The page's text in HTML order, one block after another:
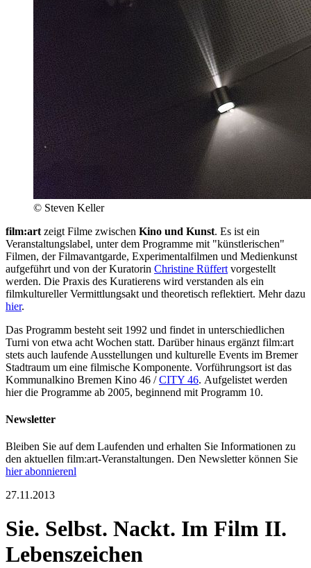
© Steven Keller
film:art zeigt Filme zwischen Kino und Kunst. Es ist ein
Veranstaltungslabel, unter dem Programme mit "künstlerischen"
Filmen, der Filmavantgarde, Experimentalfilmen und Medienkunst
aufgeführt und von der Kuratorin Christine Rüffert vorgestellt
werden. Die Praxis des Kuratierens wird verstanden als ein
filmkultureller Vermittlungsakt und theoretisch reflektiert. Mehr dazu
hier.
Das Programm besteht seit 1992 und findet in unterschiedlichen
Turni von etwa acht Wochen statt. Darüber hinaus ergänzt film:art
stets auch laufende Ausstellungen und kulturelle Events im Bremer
Stadtraum um eine filmische Komponente. Vorführungsort ist das
Kommunalkino Bremen Kino 46 /CITY 46. Aufgelistet werden
hier die Programme ab 2005, beginnend mit Programm 10.
Newsletter
Bleiben Sie auf dem Laufenden und erhalten Sie Informationen zu
den aktuellen film:art-Veranstaltungen. Den Newsletter können Sie
hier abonnierenl
27.11.2013
Sie. Selbst. Nackt. Im Film II.
Lebenszeichen